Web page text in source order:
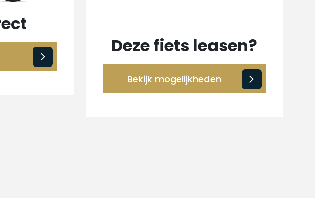
Deze fiets leasen?
Bekijk mogelijkheden